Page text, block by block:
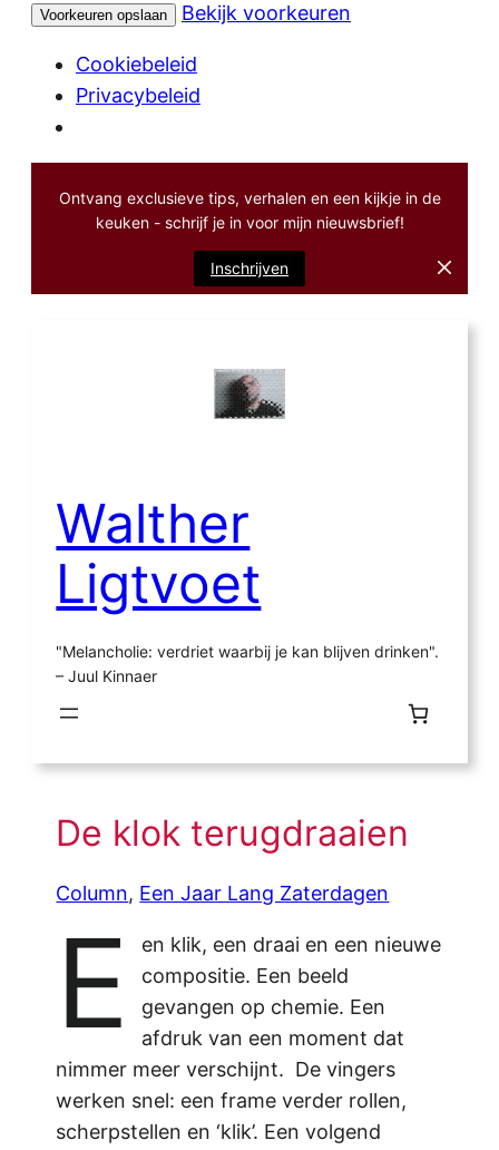
Voorkeuren opslaan
Bekijk voorkeuren
Cookiebeleid
Privacybeleid
Ontvang exclusieve tips, verhalen en een kijkje in de
keuken - schrijf je in voor mijn nieuwsbrief!
Inschrijven
Walther
Ligtvoet
"Melancholie: verdriet waarbij je kan blijven drinken".
– Juul Kinnaer
De klok terugdraaien
Column, Een Jaar Lang Zaterdagen
E
en klik, een draai en een nieuwe
compositie. Een beeld
gevangen op chemie. Een
afdruk van een moment dat
nimmer meer verschijnt. De vingers
werken snel: een frame verder rollen,
scherpstellen en ‘klik’. Een volgend